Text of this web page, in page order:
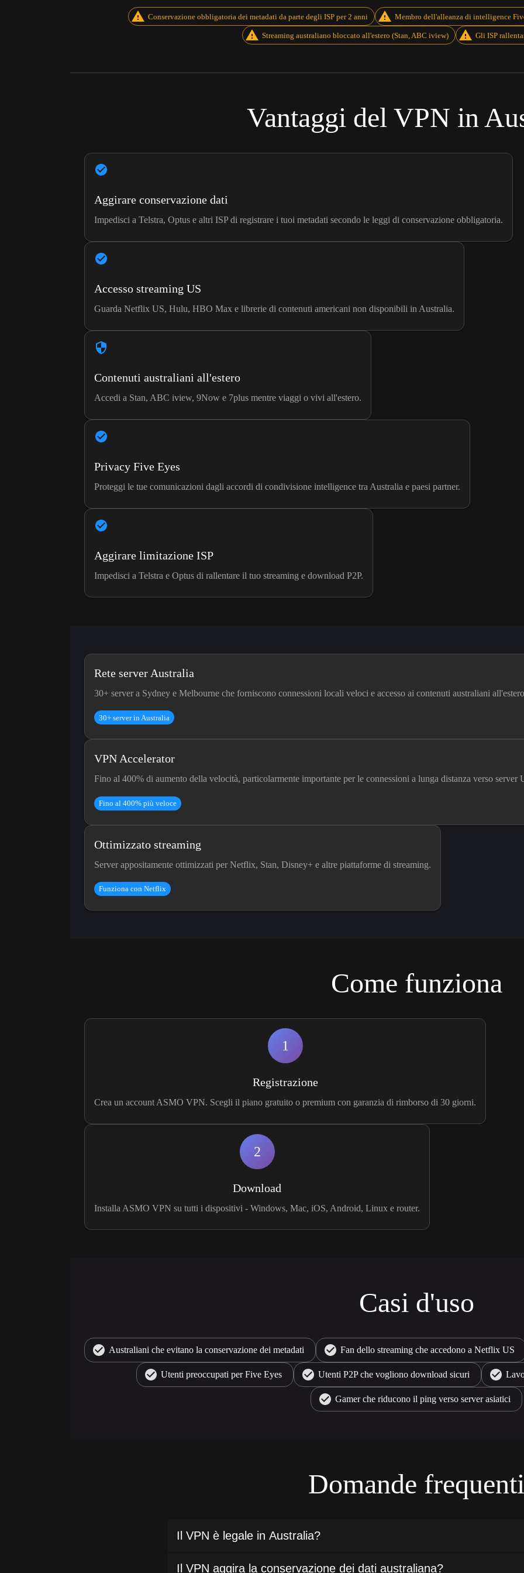
Conservazione obbligatoria dei metadati da parte degli ISP per 2 anni Membro dell'alleanza di intelligence
Streaming australiano bloccato all'estero (Stan, ABC iview) Gli ISP
Vantaggi del VPN in
Aggirare conservazione dati
Impedisci a Telstra, Optus e altri ISP di registrare i tuoi metadati secondo le leggi di conservazione obbligatoria.
Accesso streaming US
Guarda Netflix US, Hulu, HBO Max e librerie di contenuti americani non disponibili in Australia.
Contenuti australiani all'estero
Accedi a Stan, ABC iview, 9Now e 7plus mentre viaggi o vivi all'estero.
Privacy Five Eyes
Proteggi le tue comunicazioni dagli accordi di condivisione intelligence tra Australia e paesi partner.
Aggirare limitazione ISP
Impedisci a Telstra e Optus di rallentare il tuo streaming e download P2P.
Rete server Australia
30+ server a Sydney e Melbourne che forniscono connessioni locali veloci e accesso ai contenuti australiani
30+ server in Australia
VPN Accelerator
Fino al 400% di aumento della velocità, particolarmente importante per le connessioni a lunga distanza verso server
Fino al 400% più veloce
Ottimizzato streaming
Server appositamente ottimizzati per Netflix, Stan, Disney+ e altre piattaforme di streaming.
Funziona con Netflix
Come funziona
1
Registrazione
Crea un account ASMO VPN. Scegli il piano gratuito o premium con garanzia di rimborso di 30 giorni.
2
Download
Installa ASMO VPN su tutti i dispositivi - Windows, Mac, iOS, Android, Linux e router.
Casi d'uso
Australiani che evitano la conservazione dei metadati Fan dello streaming che accedono a Netflix US
Utenti preoccupati per Five Eyes Utenti P2P che vogliono download sicuri
Gamer che riducono il ping verso server asiatici
Domande frequenti
Il VPN è legale in Australia?
Il VPN aggira la conservazione dei dati australiana?